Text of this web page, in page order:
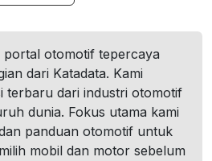
portal otomotif tepercaya
dari Katadata. Kami
terbaru dari industri otomotif
dunia. Fokus utama kami
panduan otomotif untuk
mobil dan motor sebelum